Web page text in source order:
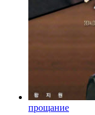
прощание